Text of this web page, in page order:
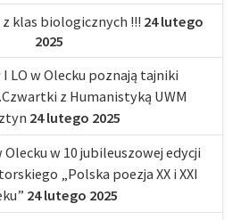
z klas biologicznych !!! 24 lutego
2025
LO w Olecku poznają tajniki
z Humanistyką UWM
24 lutego 2025
Olecku w 10 jubileuszowej edycji
„Polska poezja XX i XXI
24 lutego 2025